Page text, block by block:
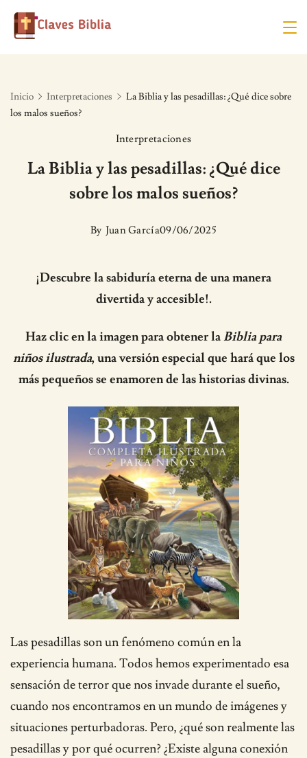
Skip
Inicio Interpretaciones
La Biblia y las pesadillas: ¿Qué dice sobre
los malos sueños?
Interpretaciones
La Biblia y las pesadillas: ¿Qué dice
sobre los malos sueños?
By Juan García09/06/2025
¡Descubre la sabiduría eterna de una manera
divertida y accesible!.
Haz clic en la imagen para obtener laBiblia para
niños ilustrada, una versión especial que hará que los
más pequeños se enamoren de las historias divinas.
Las pesadillas son un fenómeno común en la
experiencia humana. Todos hemos experimentado esa
sensación de terror que nos invade durante el sueño,
cuando nos encontramos en un mundo de imágenes y
situaciones perturbadoras. Pero, ¿qué son realmente las
pesadillas y por qué ocurren? ¿Existe alguna conexión